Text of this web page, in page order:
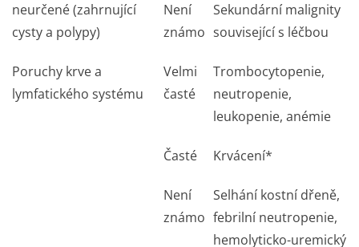
neurčené (zahrnující
cysty a polypy)
Není
známo
Sekundární malignity
související s léčbou
Poruchy krve a
lymfatického systému
Velmi
časté
Trombocytopenie,
neutropenie,
leukopenie, anémie
Časté Krvácení*
Není
známo
Selhání kostní dřeně,
febrilní neutropenie,
hemolyticko-uremický